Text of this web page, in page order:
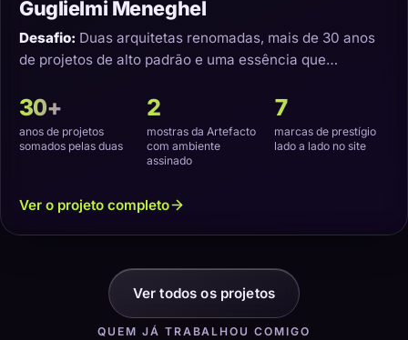
Guglielmi Meneghel
Desafio: Duas arquitetas renomadas, mais de 30 anos
de projetos de alto padrão e uma essência que
30+
anos de projetos
somados pelas duas
2
mostras da Artefacto
com ambiente
assinado
7
marcas de prestígio
lado a lado no site
Ver o projeto completo
Ver todos os projetos
QUEM JÁ TRABALHOU COMIGO